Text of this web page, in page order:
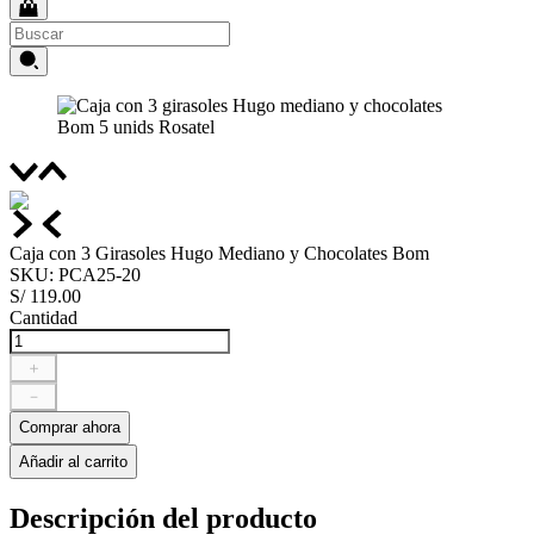
Caja con 3 Girasoles Hugo Mediano y Chocolates Bom
SKU: PCA25-20
S/ 119.00
Cantidad
＋
－
Comprar ahora
Añadir al carrito
Descripción del producto